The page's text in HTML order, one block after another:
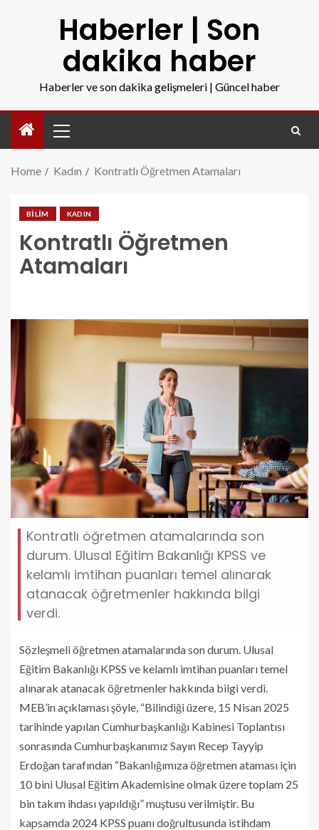
Haberler | Son
dakika haber
Haberler ve son dakika gelişmeleri | Güncel haber
Home Kadın Kontratlı Öğretmen Atamaları
BILIM KADIN
Kontratlı Öğretmen
Atamaları
Kontratlı öğretmen atamalarında son
durum. Ulusal Eğitim Bakanlığı KPSS ve
kelamlı imtihan puanları temel alınarak
atanacak öğretmenler hakkında bilgi
verdi.
Sözleşmeli öğretmen atamalarında son durum. Ulusal
Eğitim Bakanlığı KPSS ve kelamlı imtihan puanları temel
alınarak atanacak öğretmenler hakkında bilgi verdi.
MEB’in açıklaması şöyle, “Bilindiği üzere, 15 Nisan 2025
tarihinde yapılan Cumhurbaşkanlığı Kabinesi Toplantısı
sonrasında Cumhurbaşkanımız Sayın Recep Tayyip
Erdoğan tarafından “Bakanlığımıza öğretmen ataması için
10 bini Ulusal Eğitim Akademisine olmak üzere toplam 25
bin takım ihdası yapıldığı” muştusu verilmiştir. Bu
kapsamda 2024 KPSS puanı doğrultusunda istihdam